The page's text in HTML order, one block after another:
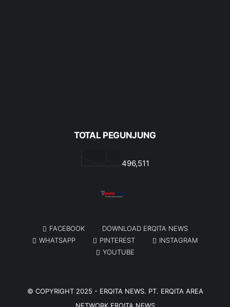
TOTAL PEGUNJUNG
496,511
FACEBOOK
DOWNLOAD ERQITA NEWS
WHATSAPP
PINTEREST
INSTAGRAM
YOUTUBE
© COPYRIGHT 2025 - ERQITA NEWS. PT. ERQITA AREA